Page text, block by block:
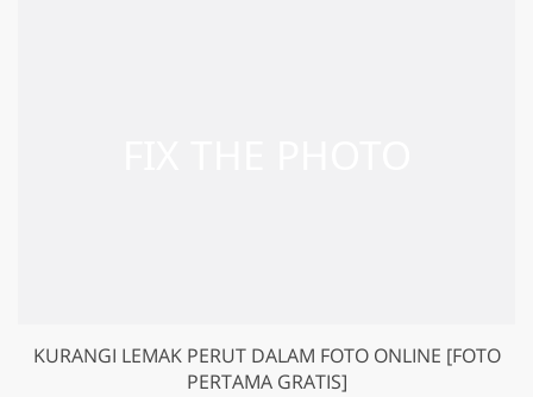
KURANGI LEMAK PERUT DALAM FOTO ONLINE [FOTO
PERTAMA GRATIS]